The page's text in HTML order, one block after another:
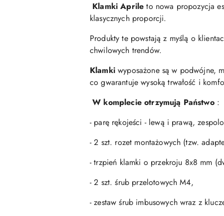
Klamki Aprile to nowa propozycja
klasycznych proporcji.
Produkty te powstają z myślą o
chwilowych trendów.
Klamkiwyposażone są w podwójne,
co gwarantuje wysoką trwałość i
W komplecie otrzymują Państwo:
- parę rękojeści - lewą i prawą,
- 2 szt. rozet montażowych (tzw.
- trzpień klamki o przekroju 8x8 mm
- 2 szt. śrub przelotowych M4,
- zestaw śrub imbusowych wraz z